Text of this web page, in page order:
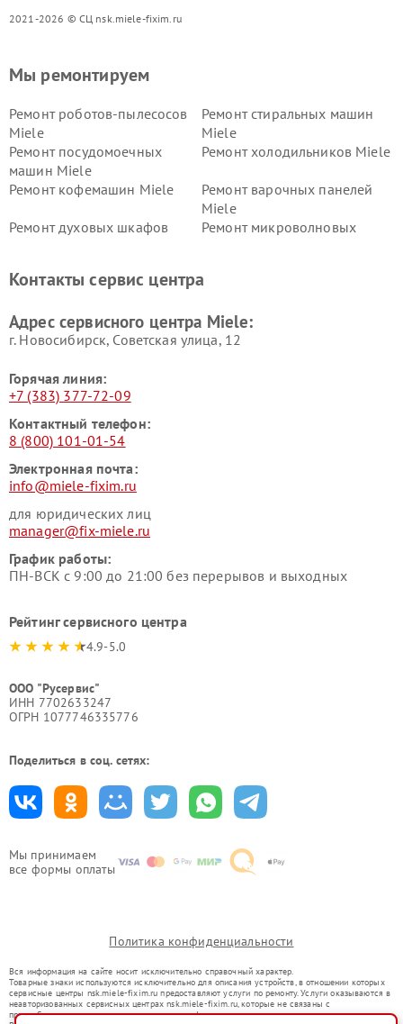
2021-2026 © СЦ nsk.miele-fixim.ru
Мы принимаем
все формы оплаты
Мы ремонтируем
Ремонт роботов-пылесосов
Miele
Ремонт стиральных машин
Miele
Ремонт посудомоечных
машин Miele
Ремонт холодильников Miele
Ремонт кофемашин Miele
Ремонт варочных панелей
Miele
Ремонт духовых шкафов
Ремонт микроволновых
Miele
Miele
пылесосов Miele
Контакты сервис центра
Адрес сервисного центра Miele:
г. Новосибирск, Советская улица, 12
Горячая линия:
+7 (383) 377-72-09
Контактный телефон:
8 (800) 101-01-54
Электронная почта:
info@miele-fixim.ru
для юридических лиц
manager@fix-miele.ru
График работы:
ПН-ВСК с 9:00 до 21:00 без перерывов и выходных
Рейтинг сервисного центра
4.9-5.0
ООО "Русервис"
ИНН 7702633247
ОГРН 1077746335776
Поделиться в соц. сетях:
Политика конфиденциальности
Вся информация на сайте носит исключительно справочный характер.
Товарные знаки используются исключительно для описания устройств, в отношении которых
сервисные центры nsk.miele-fixim.ru предоставляют услуги по ремонту. Услуги оказываются в
неавторизованных сервисных центрах nsk.miele-fixim.ru, которые не связаны с
правообладателями товарных знаков или их официальными представителями.